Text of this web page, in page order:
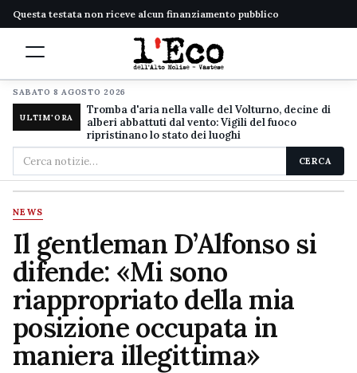
Questa testata non riceve alcun finanziamento pubblico
SABATO 8 AGOSTO 2026
ULTIM'ORA
Tromba d'aria nella valle del Volturno, decine di
alberi abbattuti dal vento: Vigili del fuoco
ripristinano lo stato dei luoghi
Cerca
nel
sito
CERCA
NEWS
Il gentleman D’Alfonso si
difende: «Mi sono
riappropriato della mia
posizione occupata in
maniera illegittima»